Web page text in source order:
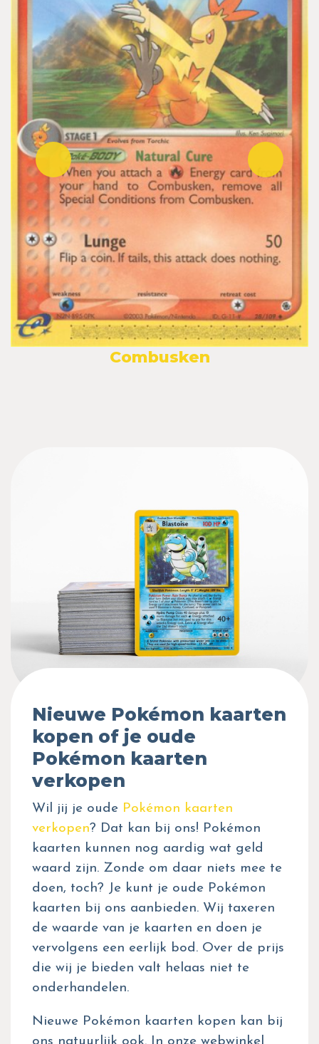
Combusken
Nieuwe Pokémon kaarten
kopen of je oude
Pokémon kaarten
verkopen
Wil jij je oude Pokémon kaarten
verkopen? Dat kan bij ons! Pokémon
kaarten kunnen nog aardig wat geld
waard zijn. Zonde om daar niets mee te
doen, toch? Je kunt je oude Pokémon
kaarten bij ons aanbieden. Wij taxeren
de waarde van je kaarten en doen je
vervolgens een eerlijk bod. Over de prijs
die wij je bieden valt helaas niet te
onderhandelen.
Nieuwe Pokémon kaarten kopen kan bij